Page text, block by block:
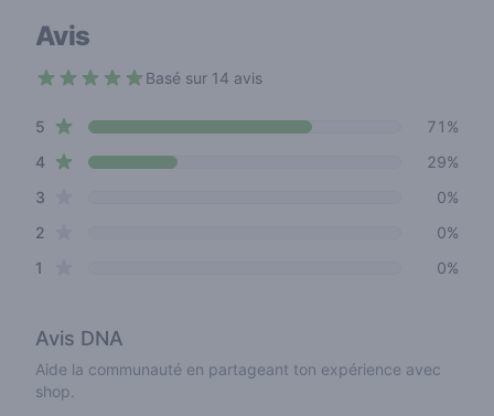
Avis
Basé sur 14 avis
Review data
5 star reviews
71%
4star reviews
29%
3
0%
2
0%
1
0%
Avis DNA
Aide la communauté en partageant ton expérience avec
shop.